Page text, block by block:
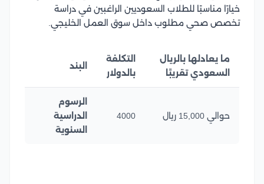
خيارًا مناسبًا للطلاب السعوديين الراغبين في دراسة
تخصص صحي مطلوب داخل سوق العمل الخليجي.
ما يعادلها بالريال
السعودي تقريبًا
التكلفة
بالدولار
البند
حوالي 15,000 ريال 4000
الرسوم
الدراسية
السنوية